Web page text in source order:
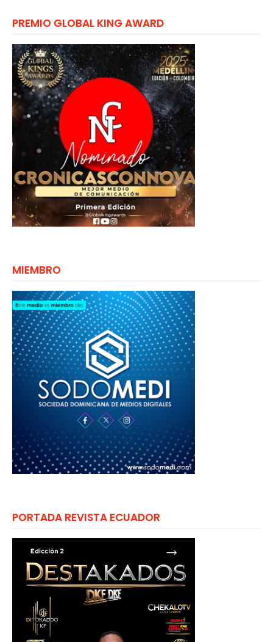
PREMIO GLOBAL KING AWARD
MIEMBRO
PORTADA REVISTA ECUADOR